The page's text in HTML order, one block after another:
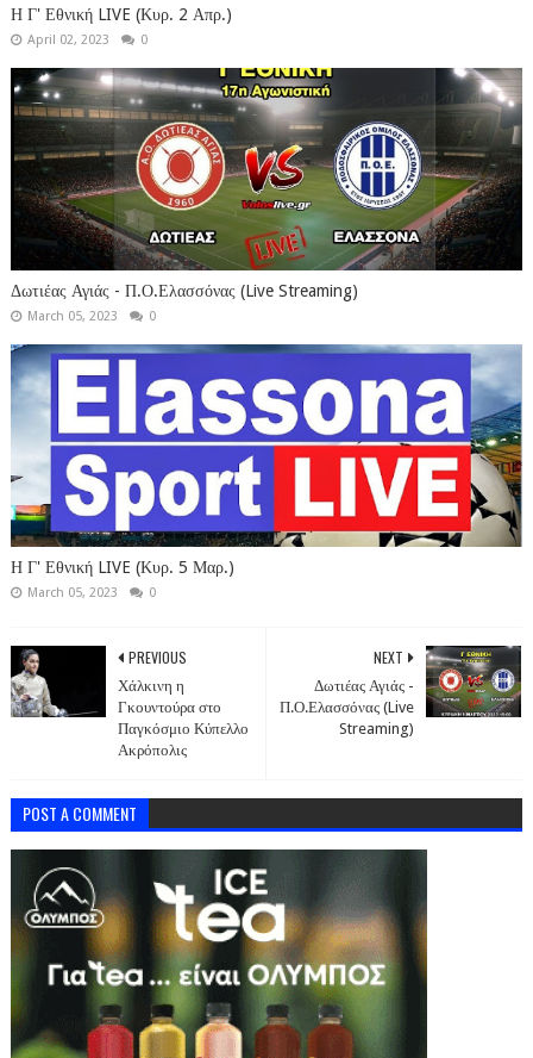
Η Γ' Εθνική LIVE (Κυρ. 2 Απρ.)
April 02, 2023 0
Δωτιέας Αγιάς - Π.Ο.Ελασσόνας (Live Streaming)
March 05, 2023 0
Η Γ' Εθνική LIVE (Κυρ. 5 Μαρ.)
March 05, 2023 0
NEXT
Δωτιέας Αγιάς -
Π.Ο.Ελασσόνας (Live
Streaming)
PREVIOUS
Χάλκινη η
Γκουντούρα στο
Παγκόσμιο Κύπελλο
Ακρόπολις
POST A COMMENT